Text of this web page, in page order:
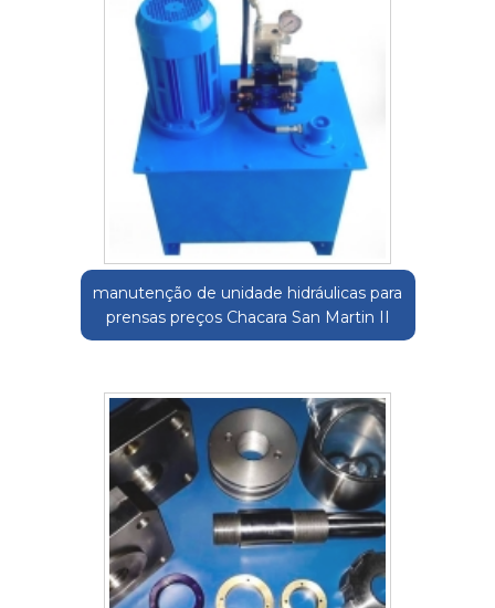
manutenção de unidade hidráulicas para
prensas preços Chacara San Martin II